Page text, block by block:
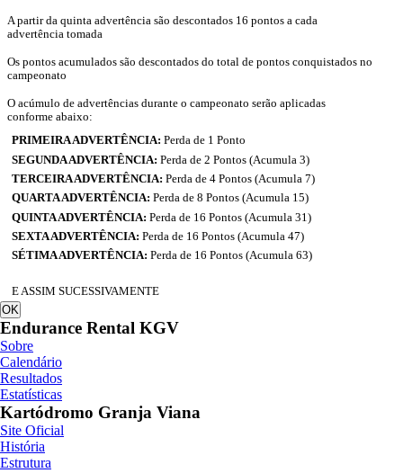
A partir da quinta advertência são descontados 16 pontos a cada
advertência tomada
Os pontos acumulados são descontados do total de pontos conquistados no
campeonato
O acúmulo de advertências durante o campeonato serão aplicadas
conforme abaixo:
PRIMEIRA ADVERTÊNCIA:Perda de 1 Ponto
SEGUNDA ADVERTÊNCIA:Perda de 2 Pontos (Acumula 3)
TERCEIRA ADVERTÊNCIA:Perda de 4 Pontos (Acumula 7)
QUARTA ADVERTÊNCIA:Perda de 8 Pontos (Acumula 15)
QUINTA ADVERTÊNCIA:Perda de 16 Pontos (Acumula 31)
SEXTA ADVERTÊNCIA:Perda de 16 Pontos (Acumula 47)
SÉTIMA ADVERTÊNCIA:Perda de 16 Pontos (Acumula 63)
E ASSIM SUCESSIVAMENTE
OK
Endurance Rental KGV
Sobre
Calendário
Resultados
Estatísticas
Kartódromo Granja Viana
Site Oficial
História
Estrutura